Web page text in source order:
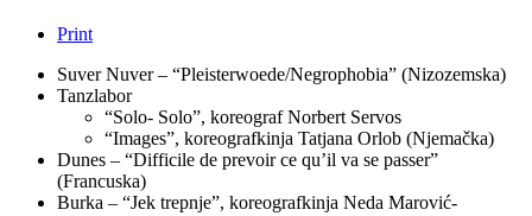
Print
Suver Nuver – “Pleisterwoede/Negrophobia” (Nizozemska)
Tanzlabor
“Solo- Solo”, koreograf Norbert Servos
“Images”, koreografkinja Tatjana Orlob (Njemačka)
Dunes – “Difficile de prevoir ce qu’il va se passer”
(Francuska)
Burka – “Jek trepnje”, koreografkinja Neda Marović-